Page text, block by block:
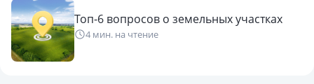
Кухня, гостиная, спальня, санузел.
Мансарда - огромная видовая спальня.
Топ-6 вопросов о земельных участках
4 мин. на чтение